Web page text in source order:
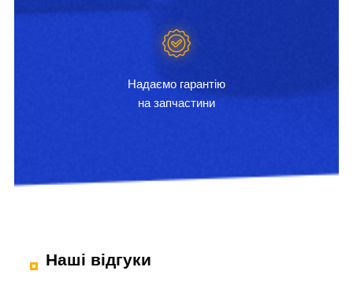
Надаємо гарантію
на запчастини
Наші відгуки